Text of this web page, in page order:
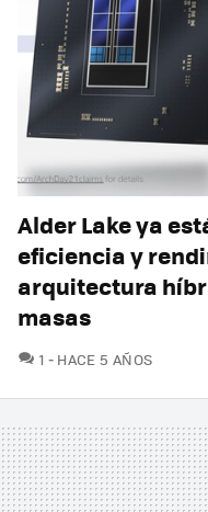
Alder Lake ya
eficiencia y
arquitectura
masas
1 COMENTARIOS
HACE 5 AÑOS